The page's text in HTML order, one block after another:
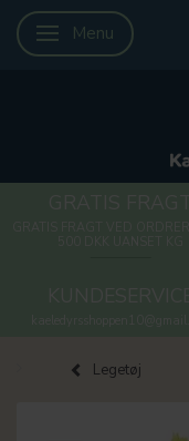
Skifte navigation
Menu
Legetøj